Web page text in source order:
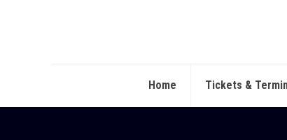
Home Tickets &